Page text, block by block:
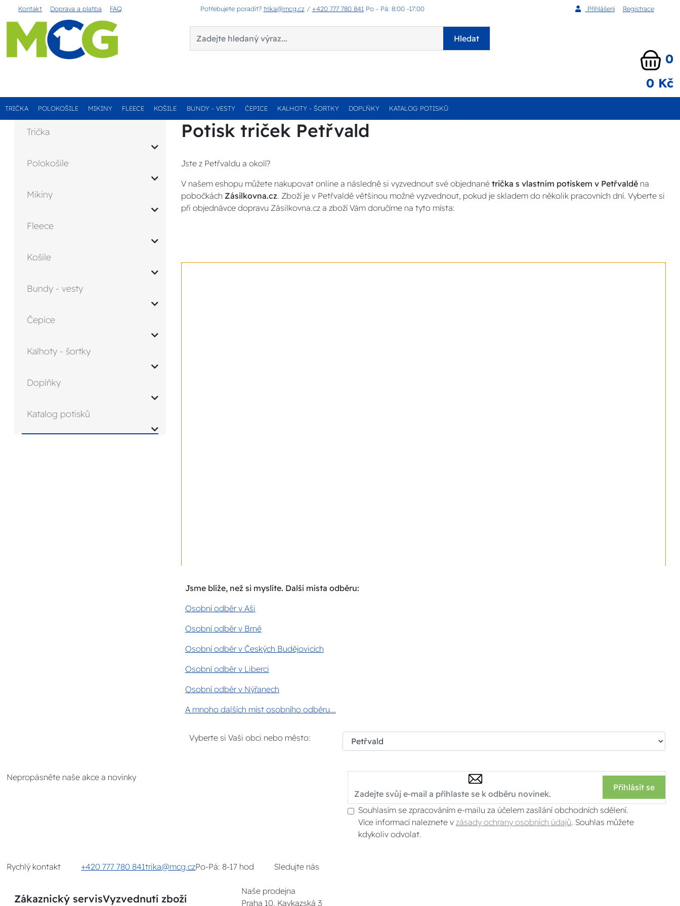
Kontakt Doprava a platba FAQ Potřebujete poradit? trika@mcg.cz / +420 777 780 841 Po - Pá: 8:00 -17:00 Přihlášení Registrace
Hledat
0
0 Kč
TRIČKA POLOKOŠILE MIKINY FLEECE KOŠILE BUNDY - VESTY ČEPICE KALHOTY - ŠORTKY DOPLŇKY KATALOG POTISKŮ
Trička
Polokošile
Mikiny
Fleece
Košile
Bundy - vesty
Čepice
Kalhoty - šortky
Doplňky
Katalog potisků
Potisk triček Petřvald
Jste z Petřvaldu a okolí?
V našem eshopu můžete nakupovat online a následně si vyzvednout své objednanétrička s vlastním potiskem v Petřvalděna
pobočkách Zásilkovna.cz. Zboží je v Petřvaldě většinou možné vyzvednout, pokud je skladem do několik pracovních dní. Vyberte si
při objednávce dopravu Zásilkovna.cz a zboží Vám doručíme na tyto místa:
Jsme blíže, než si myslíte. Další místa odběru:
Osobní odběr v Aši
Osobní odběr v Brně
Osobní odběr v Českých Budějovicích
Osobní odběr v Liberci
Osobní odběr v Nýřanech
A mnoho dalších míst osobního odběru...
Vyberte si Vaši obci nebo město:
Nepropásněte naše akce a novinky
Přihlásit se
Souhlasím se zpracováním e-mailu za účelem zasílání obchodních sdělení.
Více informací naleznete v zásady ochrany osobních údajů. Souhlas můžete
kdykoliv odvolat.
Rychlý kontakt +420 777 780 841trika@mcg.czPo-Pá: 8-17 hod Sledujte nás
Zákaznický servisVyzvednutí zboží
Naše prodejna
Praha 10, Kavkazská 3